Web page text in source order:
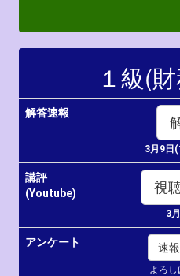
１級(
解答速報
3月9日
講評
(Youtube)
視
3
アンケート 速
よろし